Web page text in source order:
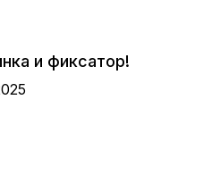
и фиксатор!